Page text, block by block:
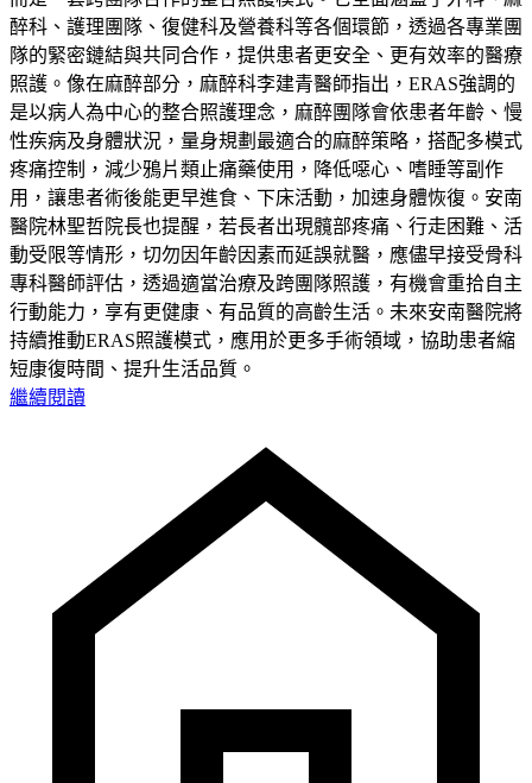
醉科、護理團隊、復健科及營養科等各個環節，透過各專業團
隊的緊密鏈結與共同合作，提供患者更安全、更有效率的醫療
照護。像在麻醉部分，麻醉科李建青醫師指出，ERAS強調的
是以病人為中心的整合照護理念，麻醉團隊會依患者年齡、慢
性疾病及身體狀況，量身規劃最適合的麻醉策略，搭配多模式
疼痛控制，減少鴉片類止痛藥使用，降低噁心、嗜睡等副作
用，讓患者術後能更早進食、下床活動，加速身體恢復。安南
醫院林聖哲院長也提醒，若長者出現髖部疼痛、行走困難、活
動受限等情形，切勿因年齡因素而延誤就醫，應儘早接受骨科
專科醫師評估，透過適當治療及跨團隊照護，有機會重拾自主
行動能力，享有更健康、有品質的高齡生活。未來安南醫院將
持續推動ERAS照護模式，應用於更多手術領域，協助患者縮
短康復時間、提升生活品質。
繼續閱讀